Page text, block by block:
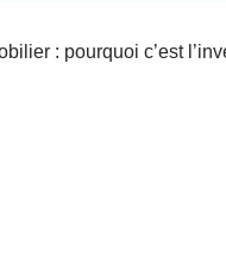
: pourquoi c’est